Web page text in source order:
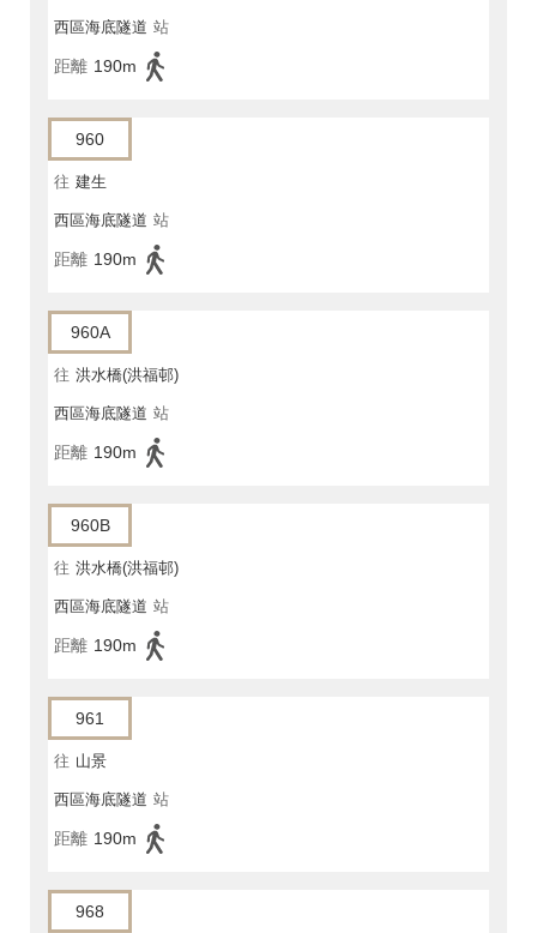
西區海底隧道 站
距離 190m
960
往 建生
西區海底隧道 站
距離 190m
960A
往 洪水橋(洪福邨)
西區海底隧道 站
距離 190m
960B
往 洪水橋(洪福邨)
西區海底隧道 站
距離 190m
961
往 山景
西區海底隧道 站
距離 190m
968